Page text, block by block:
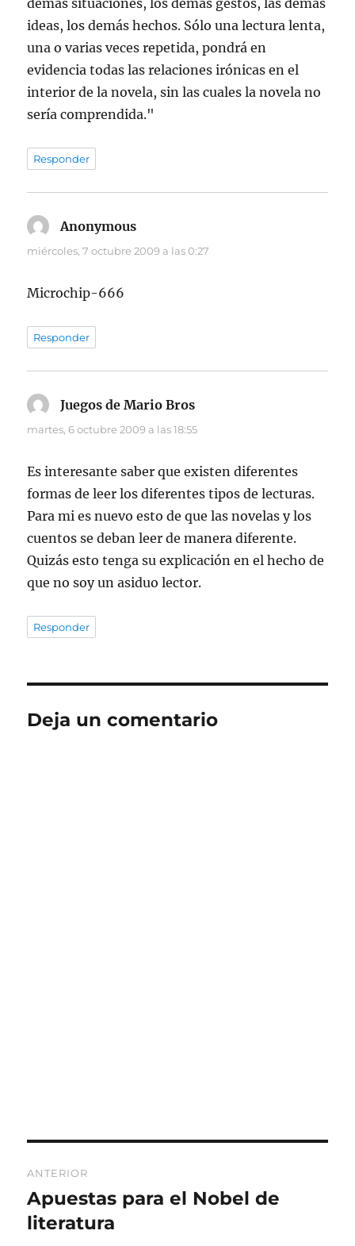
demás situaciones, los demás gestos, las demás
ideas, los demás hechos. Sólo una lectura lenta,
una o varias veces repetida, pondrá en
evidencia todas las relaciones irónicas en el
interior de la novela, sin las cuales la novela no
sería comprendida."
Responder
Anonymous
miércoles, 7 octubre 2009 a las 0:27
Microchip-666
Responder
Juegos de Mario Bros
martes, 6 octubre 2009 a las 18:55
Es interesante saber que existen diferentes
formas de leer los diferentes tipos de lecturas.
Para mi es nuevo esto de que las novelas y los
cuentos se deban leer de manera diferente.
Quizás esto tenga su explicación en el hecho de
que no soy un asiduo lector.
Responder
Deja un comentario
de
entradas
ANTERIOR
Entrada
anterior:
Apuestas para el Nobel de
literatura